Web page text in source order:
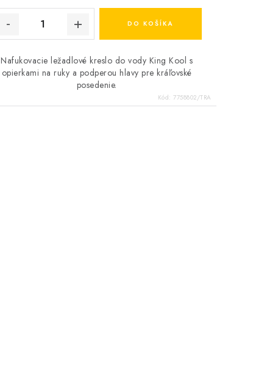
DO KOŠÍKA
Nafukovacie ležadlové kreslo do vody King Kool s
opierkami na ruky a podperou hlavy pre kráľovské
posedenie.
Kód:7758802/TRA